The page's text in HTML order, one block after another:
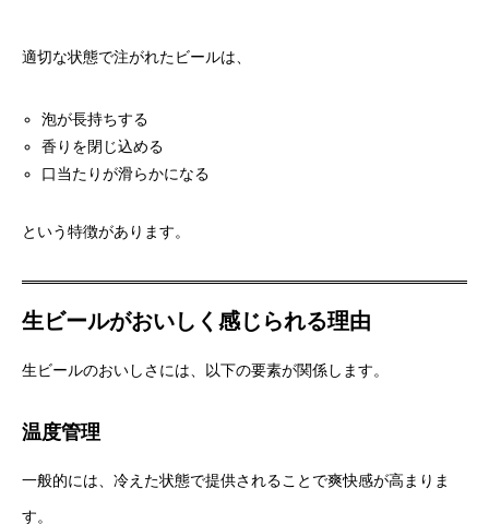
適切な状態で注がれたビールは、
泡が長持ちする
香りを閉じ込める
口当たりが滑らかになる
という特徴があります。
生ビールがおいしく感じられる理由
生ビールのおいしさには、以下の要素が関係します。
温度管理
一般的には、冷えた状態で提供されることで爽快感が高まりま
す。